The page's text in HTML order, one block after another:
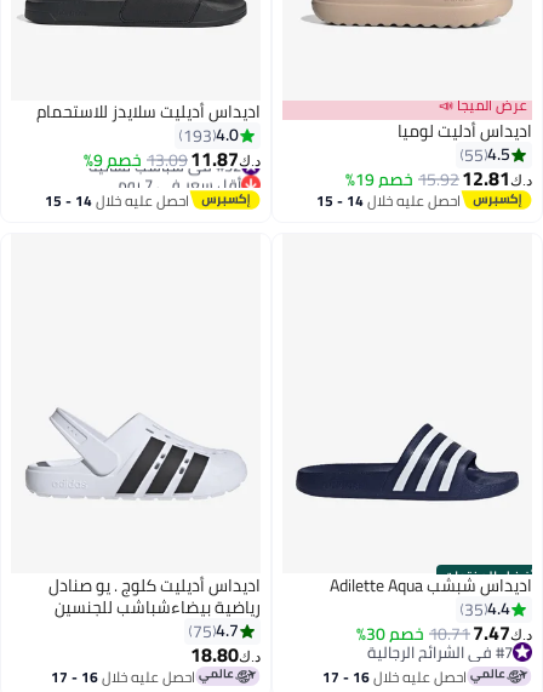
6
عرض الميجا 📣
اديداس أدليت لوميا
4.5
55
د.ك‏12.81
15.92خصم 19%
احصل عليه خلال 14 - 15
4
اديداس أديليت سلايدز للاستحمام
4.0
193
د.ك‏11.87
13.09خصم 9% #32 في شباشب نسائية
أقل سعر في 7 يوم
#32 في شباشب نسائية احصل عليه خلال 14 - 15
أفضل المنتجات
اديداس شبشب Adilette Aqua
4.4
35
د.ك‏7.47
10.71خصم 30%
#7 في الشرائح الرجالية
#7 في الشرائح الرجالية احصل عليه خلال 16 - 17
اديداس أديليت كلوج . يو صنادل
رياضية بيضاءشباشب للجنسين
4.7
75
د.ك‏18.80
احصل عليه خلال 16 - 17